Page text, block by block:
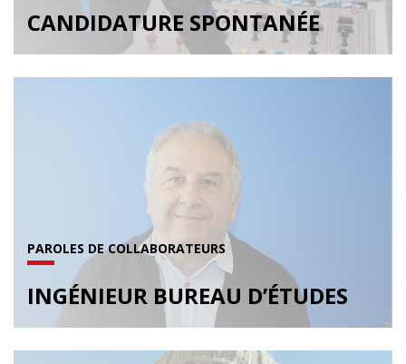
CANDIDATURE SPONTANÉE
PAROLES DE COLLABORATEURS
INGÉNIEUR BUREAU D’ÉTUDES